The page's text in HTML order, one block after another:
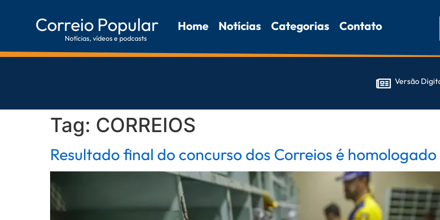
Correio Popular
Notícias, vídeos e podcasts
Home Notícias Categorias Contato
Versão
Tag: CORREIOS
Resultado final do concurso dos Correios é homologado